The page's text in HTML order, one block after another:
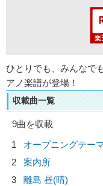
ひとりでも、みんなで
アノ楽譜が登場！
収載曲一覧
9曲を収載
1
オープニングテー
2
案内所
3
離島 昼(晴)